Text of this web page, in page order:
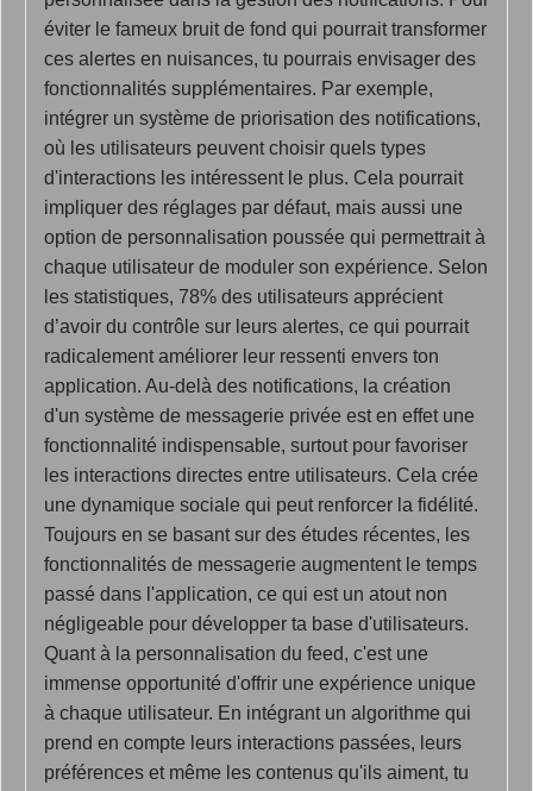
éviter le fameux bruit de fond qui pourrait transformer
ces alertes en nuisances, tu pourrais envisager des
fonctionnalités supplémentaires. Par exemple,
intégrer un système de priorisation des notifications,
où les utilisateurs peuvent choisir quels types
d'interactions les intéressent le plus. Cela pourrait
impliquer des réglages par défaut, mais aussi une
option de personnalisation poussée qui permettrait à
chaque utilisateur de moduler son expérience. Selon
les statistiques, 78% des utilisateurs apprécient
d’avoir du contrôle sur leurs alertes, ce qui pourrait
radicalement améliorer leur ressenti envers ton
application. Au-delà des notifications, la création
d'un système de messagerie privée est en effet une
fonctionnalité indispensable, surtout pour favoriser
les interactions directes entre utilisateurs. Cela crée
une dynamique sociale qui peut renforcer la fidélité.
Toujours en se basant sur des études récentes, les
fonctionnalités de messagerie augmentent le temps
passé dans l'application, ce qui est un atout non
négligeable pour développer ta base d'utilisateurs.
Quant à la personnalisation du feed, c'est une
immense opportunité d'offrir une expérience unique
à chaque utilisateur. En intégrant un algorithme qui
prend en compte leurs interactions passées, leurs
préférences et même les contenus qu'ils aiment, tu